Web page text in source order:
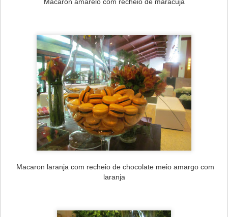
Macaron laranja com recheio de chocolate meio amargo com
laranja